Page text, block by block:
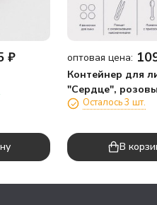
₽ оптовая цена:
Контейнер для
"Сердце",
Осталось 3 шт.
В